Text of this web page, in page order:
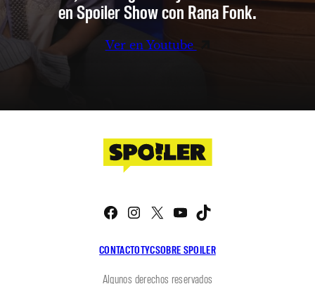
en Spoiler Show con Rana Fonk.
Ver en Youtube
CONTACTOTYCSOBRE SPOILER
Facebook
Instagram
X YouTube
Algunos derechos reservados